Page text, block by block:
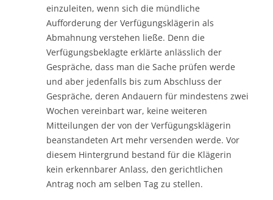
einzuleiten, wenn sich die mündliche
Aufforderung der Verfügungsklägerin als
Abmahnung verstehen ließe. Denn die
Verfügungsbeklagte erklärte anlässlich der
Gespräche, dass man die Sache prüfen werde
und aber jedenfalls bis zum Abschluss der
Gespräche, deren Andauern für mindestens zwei
Wochen vereinbart war, keine weiteren
Mitteilungen der von der Verfügungsklägerin
beanstandeten Art mehr versenden werde. Vor
diesem Hintergrund bestand für die Klägerin
kein erkennbarer Anlass, den gerichtlichen
Antrag noch am selben Tag zu stellen.